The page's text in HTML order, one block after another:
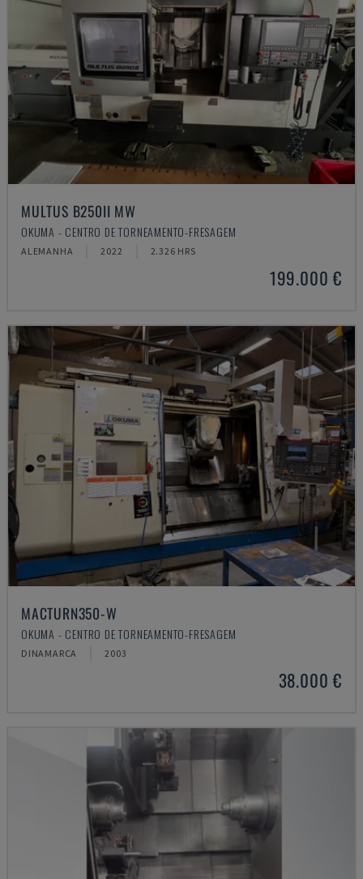
MULTUS B250II MW
OKUMA - CENTRO DE TORNEAMENTO-FRESAGEM
ALEMANHA 2022 2.326 HRS
199.000 €
MACTURN350-W
OKUMA - CENTRO DE TORNEAMENTO-FRESAGEM
DINAMARCA 2003
38.000 €